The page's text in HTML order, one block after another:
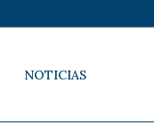
NOTICIAS